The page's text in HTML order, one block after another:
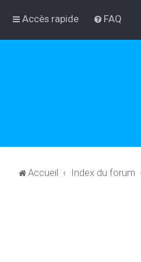
Accès rapide FAQ
Accueil Index du forum